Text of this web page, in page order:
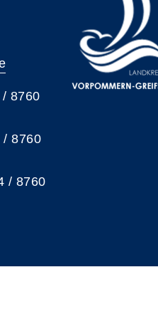
8760
8760
/ 8760